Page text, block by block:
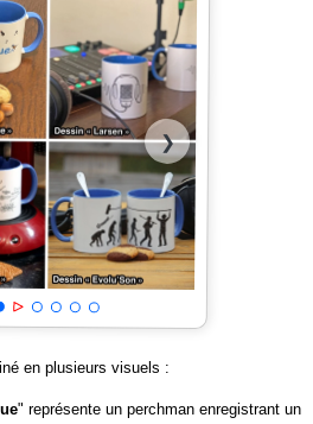
❯
en plusieurs visuels :
" représente un perchman enregistrant un